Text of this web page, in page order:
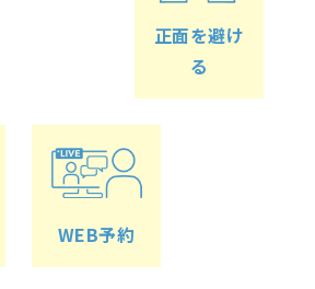
正面を避け
る
WEB予約